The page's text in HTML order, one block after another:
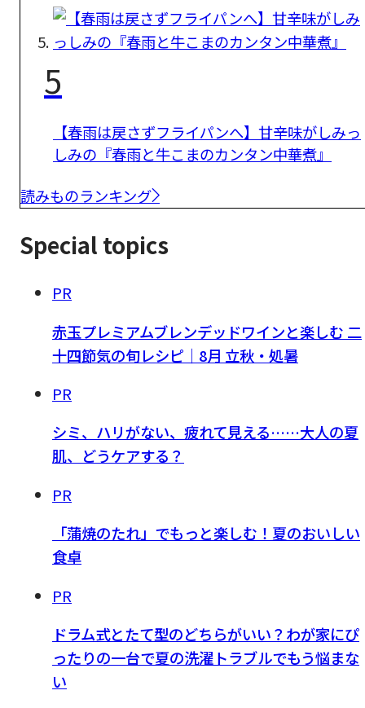
5
【春雨は戻さずフライパンへ】甘辛味がしみっ
しみの『春雨と牛こまのカンタン中華煮』
読みものランキング
Special topics
PR
赤玉プレミアムブレンデッドワインと楽しむ 二
十四節気の旬レシピ｜8月 立秋・処暑
PR
シミ、ハリがない、疲れて見える……大人の夏
肌、どうケアする？
PR
「蒲焼のたれ」でもっと楽しむ！夏のおいしい
食卓
PR
ドラム式とたて型のどちらがいい？わが家にぴ
ったりの一台で夏の洗濯トラブルでもう悩まな
い